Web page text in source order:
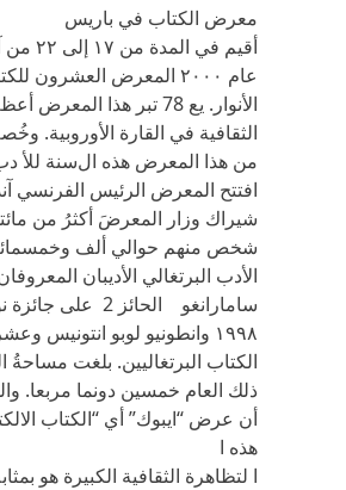
معرض الكتاب في‏ ‬باريس
أقيم في‏
عام ‏٢٠٠٠ ‬المعرض العشرون
الأنوار‏. ‬يع 78 تبر هذا
الثقافية في‏ ‬القارة الأوروبية‏.
من هذا المعرض هذه السنة للأ
‬افتتح المعرض الرئيس الفرنسي‏
شيراك وزار المعرضَ‏ ‬أكثرُ‏ ‬من
شخص منهم حوالي‏ ‬ألف
الأدب البرتغالي‏ ‬الأديبان
سامارانغو الحائز 2
‏١٩٩٨ ‬وانطونيو لوبو انتونيس
الكتاب البرتغاليين‏. ‬بلغت
ذلك العام خمسين دونما مربعا‏.
أن عرض‏ “‬ايبوك‏” ‬أي‏ “‬الكتاب
‬هذه ا
ا لتظاهرة الثقافية الكبيرة هو